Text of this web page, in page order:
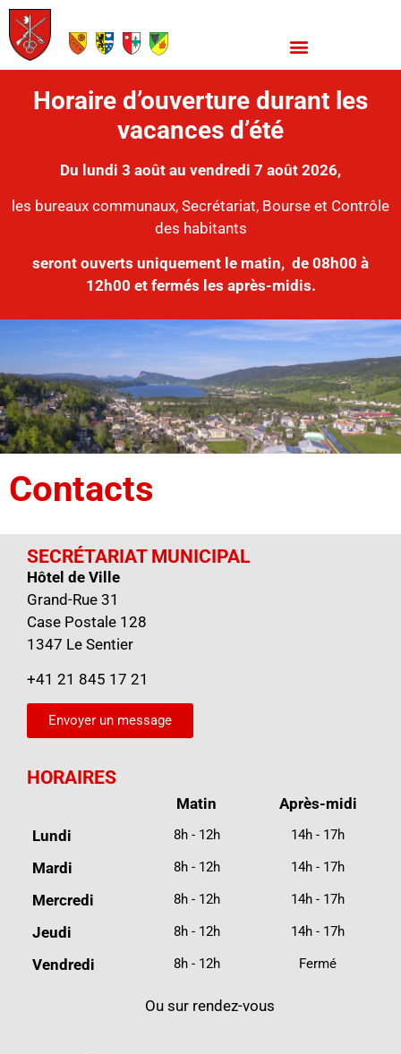
Horaire d’ouverture durant les
vacances d’été
Du lundi 3 août au vendredi 7 août 2026,
les bureaux communaux, Secrétariat, Bourse et Contrôle
des habitants
seront ouverts uniquement le matin, de 08h00 à
12h00 et fermés les après-midis.
Contacts
SECRÉTARIAT MUNICIPAL
Hôtel de Ville
Grand-Rue 31
Case Postale 128
1347 Le Sentier
+41 21 845 17 21
Envoyer un message
HORAIRES
Matin
Après-midi
Lundi
8h - 12h 14h - 17h
Mardi 8h - 12h 14h - 17h
Mercredi 8h - 12h 14h - 17h
Jeudi 8h - 12h 14h - 17h
Vendredi 8h - 12h Fermé
Ou sur rendez-vous